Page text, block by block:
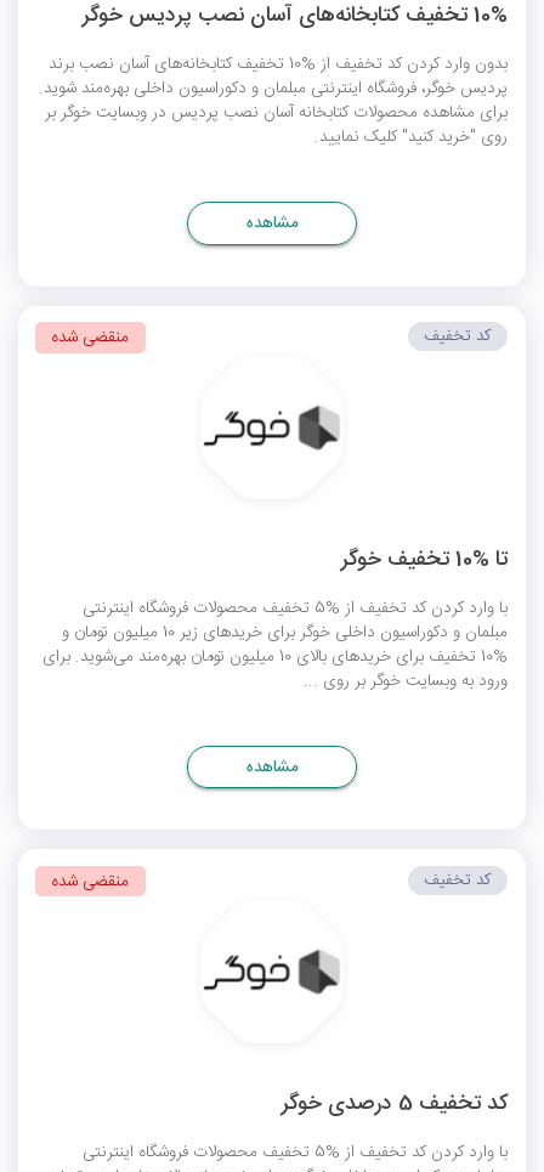
10% تخفیف کتابخانه‌های آسان نصب پردیس خوگر
بدون وارد کردن کد تخفیف از %10 تخفیف کتابخانه‌های آسان نصب برند
پردیس خوگر، فروشگاه اینترنتی مبلمان و دکوراسیون داخلی بهره‌مند شوید.
برای مشاهده محصولات کتابخانه آسان نصب پردیس در وبسایت خوگر بر
روی "خرید کنید" کلیک نمایید.
مشاهده
تا %10 تخفیف خوگر
با وارد کردن کد تخفیف از %5 تخفیف محصولات فروشگاه اینترنتی
مبلمان و دکوراسیون داخلی خوگر برای خریدهای زیر 10 میلیون تومان و
%10 تخفیف برای خریدهای بالای 10 میلیون تومان بهره‌مند می‌شوید. برای
ورود به وبسایت خوگر بر روی ...
کد تخفیف منقضی شده
مشاهده
کد تخفیف 5 درصدی خوگر
با وارد کردن کد تخفیف از %5 تخفیف محصولات فروشگاه اینترنتی
کد تخفیف منقضی شده